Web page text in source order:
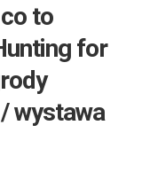
to
for
wystawa